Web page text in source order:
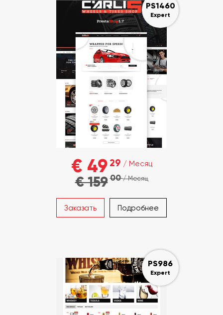
PS1460
Expert
€ 49 29 / Месяц
€ 15900/ Месяц
Заказать Подробнее
PS986
Expert